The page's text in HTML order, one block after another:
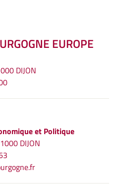
EUROPE
DIJON
et Politique
DIJON